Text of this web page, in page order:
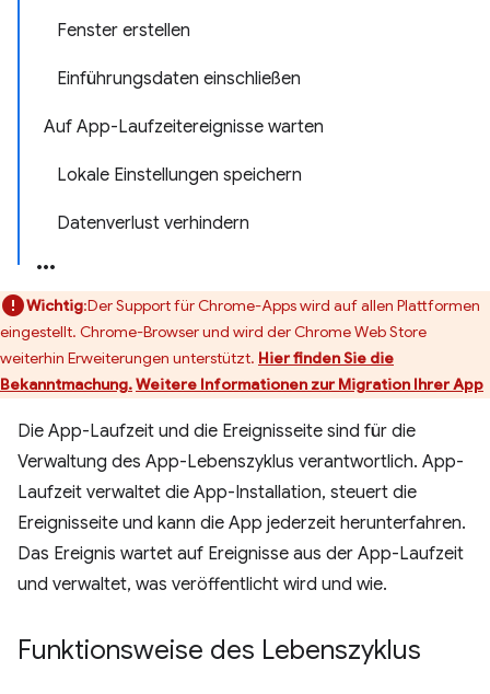
Fenster erstellen
Einführungsdaten einschließen
Auf App-Laufzeitereignisse warten
Lokale Einstellungen speichern
Datenverlust verhindern
Wichtig:Der Support für Chrome-Apps wird auf allen Plattformen
eingestellt. Chrome-Browser und wird der Chrome Web Store
weiterhin Erweiterungen unterstützt. Hier finden Sie die
Bekanntmachung.Weitere Informationen zur Migration Ihrer App
Die App-Laufzeit und die Ereignisseite sind für die
Verwaltung des App-Lebenszyklus verantwortlich. App-
Laufzeit verwaltet die App-Installation, steuert die
Ereignisseite und kann die App jederzeit herunterfahren.
Das Ereignis wartet auf Ereignisse aus der App-Laufzeit
und verwaltet, was veröffentlicht wird und wie.
Funktionsweise des Lebenszyklus